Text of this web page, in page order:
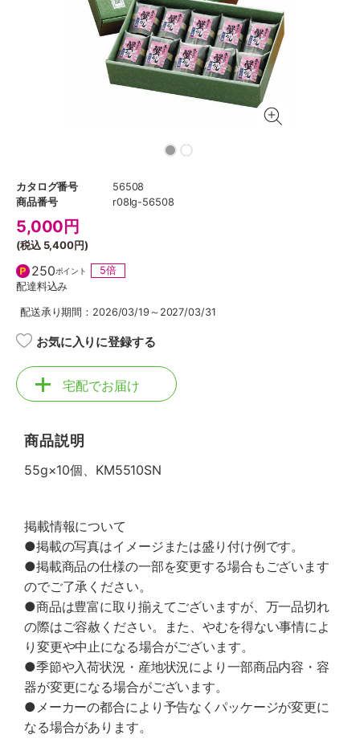
カタログ番号
56508
商品番号
r08lg-56508
5,000 円
(税込 5,400円)
250ポイント
5倍
配達料込み
配送承り期間：2026/03/19～2027/03/31
お気に入りに登録する
宅配でお届け
商品説明
55g×10個、KM5510SN
掲載情報について
●掲載の写真はイメージまたは盛り付け例です。
●掲載商品の仕様の一部を変更する場合もございます
のでご了承ください。
●商品は豊富に取り揃えてございますが、万一品切れ
の際はご容赦ください。また、やむを得ない事情によ
り変更や中止になる場合がございます。
●季節や入荷状況・産地状況により一部商品内容・容
器が変更になる場合がございます。
●メーカーの都合により予告なくパッケージが変更に
なる場合があります。